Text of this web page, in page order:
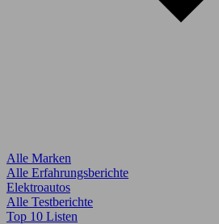
Alle Marken
Alle Erfahrungsberichte
Elektroautos
Alle Testberichte
Top 10 Listen